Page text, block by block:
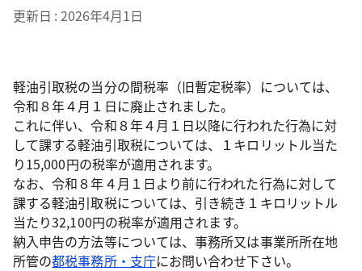
更新日 2026年4月1日
軽油引取税の当分の間税率（旧暫定税率）については、
令和８年４月１日に廃止されました。
これに伴い、令和８年４月１日以降に行われた行為に対
して課する軽油引取税については、１キロリットル当た
り15,000円の税率が適用されます。
なお、令和８年４月１日より前に行われた行為に対して
課する軽油引取税については、引き続き１キロリットル
当たり32,100円の税率が適用されます。
納入申告の方法等については、事務所又は事業所所在地
所管の都税事務所・支庁にお問い合わせ下さい。